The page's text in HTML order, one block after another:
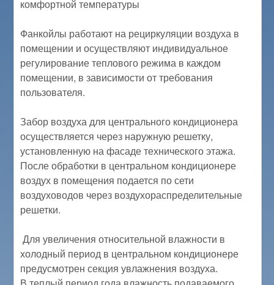
комфортной температуры
Фанкойлы работают на рециркуляции воздуха в
помещении и осуществляют индивидуальное
регулирование теплового режима в каждом
помещении, в зависимости от требования
пользователя.
Забор воздуха для центрального кондиционера
осуществляется через наружную решетку,
установленную на фасаде технического этажа.
После обработки в центральном кондиционере
воздух в помещения подается по сети
воздуховодов через воздухораспределительные
решетки.
Для увеличения относительной влажности в
холодный период в центральном кондиционере
предусмотрен секция увлажнения воздуха.